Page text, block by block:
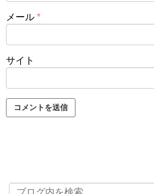
メール *
サイト